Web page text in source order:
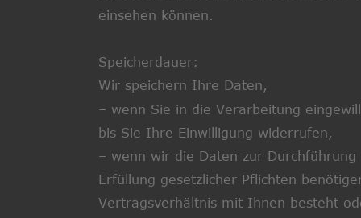
einsehen können.
Speicherdauer:
Wir speichern Ihre Daten,
– wenn Sie in die Verarbeitung
bis Sie Ihre Einwilligung widerrufen,
– wenn wir die Daten zur
Erfüllung gesetzlicher Pflichten
Vertragsverhältnis mit Ihnen besteht